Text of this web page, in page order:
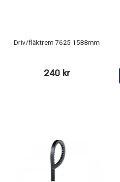
Driv/fläktrem 7625 1588mm
240 kr